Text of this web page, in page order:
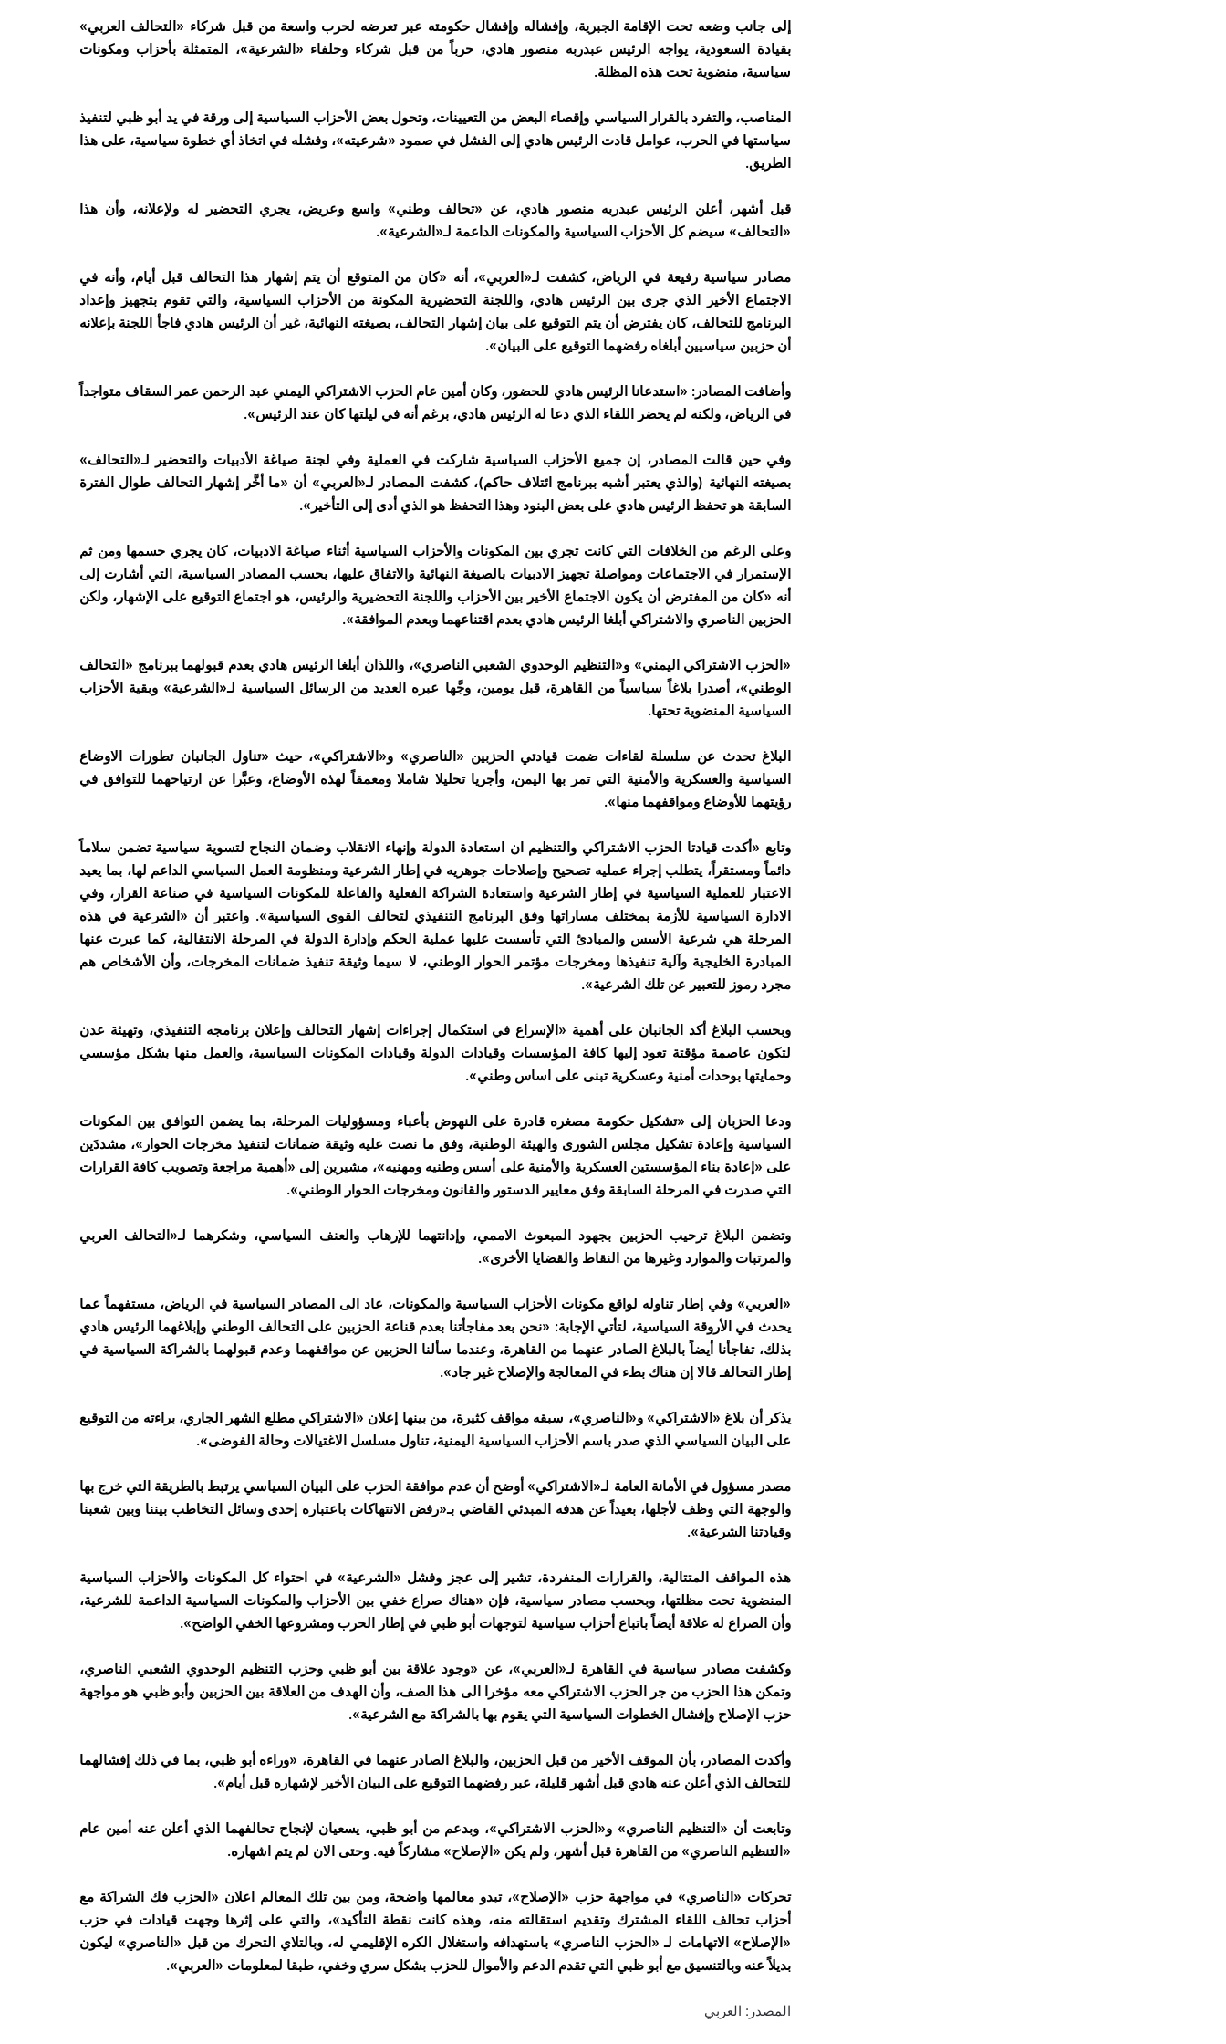
إلى جانب وضعه تحت الإقامة الجبرية، وإفشاله وإفشال حكومته عبر تعرضه لحرب واسعة من قبل شركاء «التحالف العربي»
بقيادة السعودية، يواجه الرئيس عبدربه منصور هادي، حرباً من قبل شركاء وحلفاء «الشرعية»، المتمثلة بأحزاب ومكونات
سياسية، منضوية تحت هذه المظلة.
المناصب، والتفرد بالقرار السياسي وإقصاء البعض من التعيينات، وتحول بعض الأحزاب السياسية إلى ورقة في يد أبو ظبي لتنفيذ
سياستها في الحرب، عوامل قادت الرئيس هادي إلى الفشل في صمود «شرعيته»، وفشله في اتخاذ أي خطوة سياسية، على هذا
الطريق.
قبل أشهر، أعلن الرئيس عبدربه منصور هادي، عن «تحالف وطني» واسع وعريض، يجري التحضير له ولإعلانه، وأن هذا
«التحالف» سيضم كل الأحزاب السياسية والمكونات الداعمة لـ«الشرعية».
مصادر سياسية رفيعة في الرياض، كشفت لـ«العربي»، أنه «كان من المتوقع أن يتم إشهار هذا التحالف قبل أيام، وأنه في
الاجتماع الأخير الذي جرى بين الرئيس هادي، واللجنة التحضيرية المكونة من الأحزاب السياسية، والتي تقوم بتجهيز وإعداد
البرنامج للتحالف، كان يفترض أن يتم التوقيع على بيان إشهار التحالف، بصيغته النهائية، غير أن الرئيس هادي فاجأ اللجنة بإعلانه
أن حزبين سياسيين أبلغاه رفضهما التوقيع على البيان».
وأضافت المصادر: «استدعانا الرئيس هادي للحضور، وكان أمين عام الحزب الاشتراكي اليمني عبد الرحمن عمر السقاف متواجداً
في الرياض، ولكنه لم يحضر اللقاء الذي دعا له الرئيس هادي، برغم أنه في ليلتها كان عند الرئيس».
وفي حين قالت المصادر، إن جميع الأحزاب السياسية شاركت في العملية وفي لجنة صياغة الأدبيات والتحضير لـ«التحالف»
بصيغته النهائية (والذي يعتبر أشبه ببرنامج ائتلاف حاكم)، كشفت المصادر لـ«العربي» أن «ما أخَّر إشهار التحالف طوال الفترة
السابقة هو تحفظ الرئيس هادي على بعض البنود وهذا التحفظ هو الذي أدى إلى التأخير».
وعلى الرغم من الخلافات التي كانت تجري بين المكونات والأحزاب السياسية أثناء صياغة الادبيات، كان يجري حسمها ومن ثم
الإستمرار في الاجتماعات ومواصلة تجهيز الادبيات بالصيغة النهائية والاتفاق عليها، بحسب المصادر السياسية، التي أشارت إلى
أنه «كان من المفترض أن يكون الاجتماع الأخير بين الأحزاب واللجنة التحضيرية والرئيس، هو اجتماع التوقيع على الإشهار، ولكن
الحزبين الناصري والاشتراكي أبلغا الرئيس هادي بعدم اقتناعهما وبعدم الموافقة».
«الحزب الاشتراكي اليمني» و«التنظيم الوحدوي الشعبي الناصري»، واللذان أبلغا الرئيس هادي بعدم قبولهما ببرنامج «التحالف
الوطني»، أصدرا بلاغاً سياسياً من القاهرة، قبل يومين، وجَّها عبره العديد من الرسائل السياسية لـ«الشرعية» وبقية الأحزاب
السياسية المنضوية تحتها.
البلاغ تحدث عن سلسلة لقاءات ضمت قيادتي الحزبين «الناصري» و«الاشتراكي»، حيث «تناول الجانبان تطورات الاوضاع
السياسية والعسكرية والأمنية التي تمر بها اليمن، وأجريا تحليلا شاملا ومعمقاً لهذه الأوضاع، وعبَّرا عن ارتياحهما للتوافق في
رؤيتهما للأوضاع ومواقفهما منها».
وتابع «أكدت قيادتا الحزب الاشتراكي والتنظيم ان استعادة الدولة وإنهاء الانقلاب وضمان النجاح لتسوية سياسية تضمن سلاماً
دائماً ومستقراً، يتطلب إجراء عمليه تصحيح وإصلاحات جوهريه في إطار الشرعية ومنظومة العمل السياسي الداعم لها، بما يعيد
الاعتبار للعملية السياسية في إطار الشرعية واستعادة الشراكة الفعلية والفاعلة للمكونات السياسية في صناعة القرار، وفي
الادارة السياسية للأزمة بمختلف مساراتها وفق البرنامج التنفيذي لتحالف القوى السياسية». واعتبر أن «الشرعية في هذه
المرحلة هي شرعية الأسس والمبادئ التي تأسست عليها عملية الحكم وإدارة الدولة في المرحلة الانتقالية، كما عبرت عنها
المبادرة الخليجية وآلية تنفيذها ومخرجات مؤتمر الحوار الوطني، لا سيما وثيقة تنفيذ ضمانات المخرجات، وأن الأشخاص هم
مجرد رموز للتعبير عن تلك الشرعية».
وبحسب البلاغ أكد الجانبان على أهمية «الإسراع في استكمال إجراءات إشهار التحالف وإعلان برنامجه التنفيذي، وتهيئة عدن
لتكون عاصمة مؤقتة تعود إليها كافة المؤسسات وقيادات الدولة وقيادات المكونات السياسية، والعمل منها بشكل مؤسسي
وحمايتها بوحدات أمنية وعسكرية تبنى على اساس وطني».
ودعا الحزبان إلى «تشكيل حكومة مصغره قادرة على النهوض بأعباء ومسؤوليات المرحلة، بما يضمن التوافق بين المكونات
السياسية وإعادة تشكيل مجلس الشورى والهيئة الوطنية، وفق ما نصت عليه وثيقة ضمانات لتنفيذ مخرجات الحوار»، مشددَين
على «إعادة بناء المؤسستين العسكرية والأمنية على أسس وطنيه ومهنيه»، مشيرين إلى «أهمية مراجعة وتصويب كافة القرارات
التي صدرت في المرحلة السابقة وفق معايير الدستور والقانون ومخرجات الحوار الوطني».
وتضمن البلاغ ترحيب الحزبين بجهود المبعوث الاممي، وإدانتهما للإرهاب والعنف السياسي، وشكرهما لـ«التحالف العربي
والمرتبات والموارد وغيرها من النقاط والقضايا الأخرى».
«العربي» وفي إطار تناوله لواقع مكونات الأحزاب السياسية والمكونات، عاد الى المصادر السياسية في الرياض، مستفهماً عما
يحدث في الأروقة السياسية، لتأتي الإجابة: «نحن بعد مفاجأتنا بعدم قناعة الحزبين على التحالف الوطني وإبلاغهما الرئيس هادي
بذلك، تفاجأنا أيضاً بالبلاغ الصادر عنهما من القاهرة، وعندما سألنا الحزبين عن مواقفهما وعدم قبولهما بالشراكة السياسية في
إطار التحالفـ قالا إن هناك بطء في المعالجة والإصلاح غير جاد».
يذكر أن بلاغ «الاشتراكي» و«الناصري»، سبقه مواقف كثيرة، من بينها إعلان «الاشتراكي مطلع الشهر الجاري، براءته من التوقيع
على البيان السياسي الذي صدر باسم الأحزاب السياسية اليمنية، تناول مسلسل الاغتيالات وحالة الفوضى».
مصدر مسؤول في الأمانة العامة لـ«الاشتراكي» أوضح أن عدم موافقة الحزب على البيان السياسي يرتبط بالطريقة التي خرج بها
والوجهة التي وظف لأجلها، بعيداً عن هدفه المبدئي القاضي بـ«رفض الانتهاكات باعتباره إحدى وسائل التخاطب بيننا وبين شعبنا
وقيادتنا الشرعية».
هذه المواقف المتتالية، والقرارات المنفردة، تشير إلى عجز وفشل «الشرعية» في احتواء كل المكونات والأحزاب السياسية
المنضوية تحت مظلتها، وبحسب مصادر سياسية، فإن «هناك صراع خفي بين الأحزاب والمكونات السياسية الداعمة للشرعية،
وأن الصراع له علاقة أيضاً باتباع أحزاب سياسية لتوجهات أبو ظبي في إطار الحرب ومشروعها الخفي الواضح».
وكشفت مصادر سياسية في القاهرة لـ«العربي»، عن «وجود علاقة بين أبو ظبي وحزب التنظيم الوحدوي الشعبي الناصري،
وتمكن هذا الحزب من جر الحزب الاشتراكي معه مؤخرا الى هذا الصف، وأن الهدف من العلاقة بين الحزبين وأبو ظبي هو مواجهة
حزب الإصلاح وإفشال الخطوات السياسية التي يقوم بها بالشراكة مع الشرعية».
وأكدت المصادر، بأن الموقف الأخير من قبل الحزبين، والبلاغ الصادر عنهما في القاهرة، «وراءه أبو ظبي، بما في ذلك إفشالهما
للتحالف الذي أعلن عنه هادي قبل أشهر قليلة، عبر رفضهما التوقيع على البيان الأخير لإشهاره قبل أيام».
وتابعت أن «التنظيم الناصري» و«الحزب الاشتراكي»، وبدعم من أبو ظبي، يسعيان لإنجاح تحالفهما الذي أعلن عنه أمين عام
«التنظيم الناصري» من القاهرة قبل أشهر، ولم يكن «الإصلاح» مشاركاً فيه. وحتى الان لم يتم اشهاره.
تحركات «الناصري» في مواجهة حزب «الإصلاح»، تبدو معالمها واضحة، ومن بين تلك المعالم اعلان «الحزب فك الشراكة مع
أحزاب تحالف اللقاء المشترك وتقديم استقالته منه، وهذه كانت نقطة التأكيد»، والتي على إثرها وجهت قيادات في حزب
«الإصلاح» الاتهامات لـ «الحزب الناصري» باستهدافه واستغلال الكره الإقليمي له، وبالتلاي التحرك من قبل «الناصري» ليكون
بديلاً عنه وبالتنسيق مع أبو ظبي التي تقدم الدعم والأموال للحزب بشكل سري وخفي، طبقا لمعلومات «العربي».
المصدر: العربي